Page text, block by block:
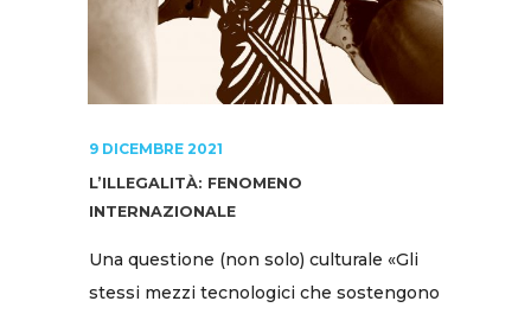
9 DICEMBRE 2021
L’ILLEGALITÀ: FENOMENO
INTERNAZIONALE
Una questione (non solo) culturale «Gli
stessi mezzi tecnologici che sostengono